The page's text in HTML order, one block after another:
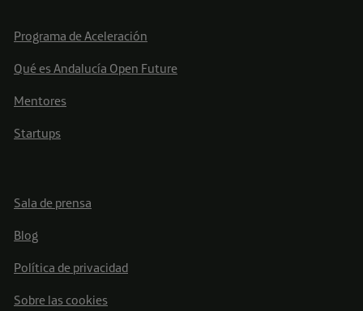
Programa de Aceleración
Qué es Andalucía Open Future
Mentores
Startups
Sala de prensa
Blog
Política de privacidad
Sobre las cookies